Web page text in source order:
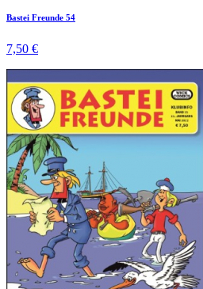
Bastei Freunde 54
7,50 €